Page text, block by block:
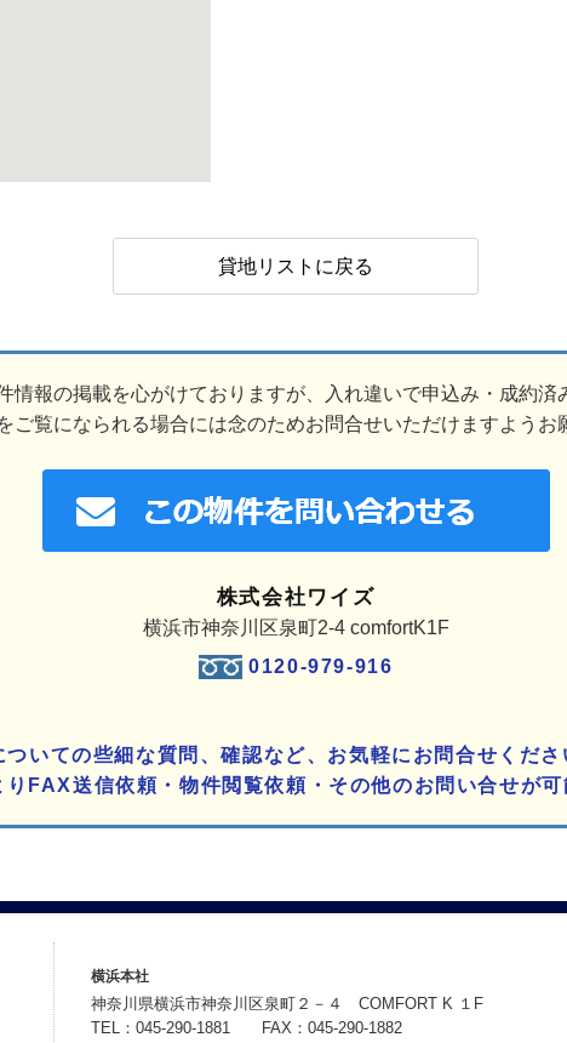
貸地リストに戻る
情報の掲載を心がけておりますが、入れ違いで申込み・成約済
ご覧になられる場合には念のためお問合せいただけますようお
株式会社ワイズ
横浜市神奈川区泉町2-4 comfortK1F
0120-979-916
ついての些細な質問、確認など、お気軽にお問合せくださ
りFAX送信依頼・物件閲覧依頼・その他のお問い合せが可
横浜本社
神奈川県横浜市神奈川区泉町２－４ COMFORT K １F
TEL：045-290-1881 FAX：045-290-1882